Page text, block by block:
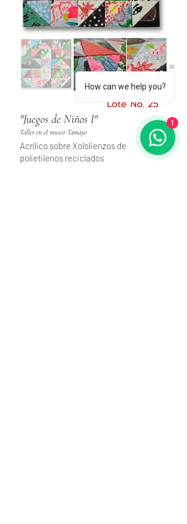
Lote No. 25
"Juegos de Niños I"
Taller en el museo Tamayo
Acrílico sobre Xololienzos de
polietilenos reciclados
How can we help you?
1